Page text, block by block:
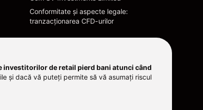
Conformitate și aspecte legale:
tranzacționarea CFD-urilor
investitorilor de retail pierd bani atunci când
și dacă vă puteți permite să vă asumați riscul